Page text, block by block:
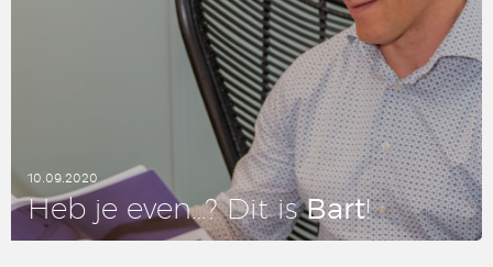
10.09.2020
Heb je even…? Dit isBart!